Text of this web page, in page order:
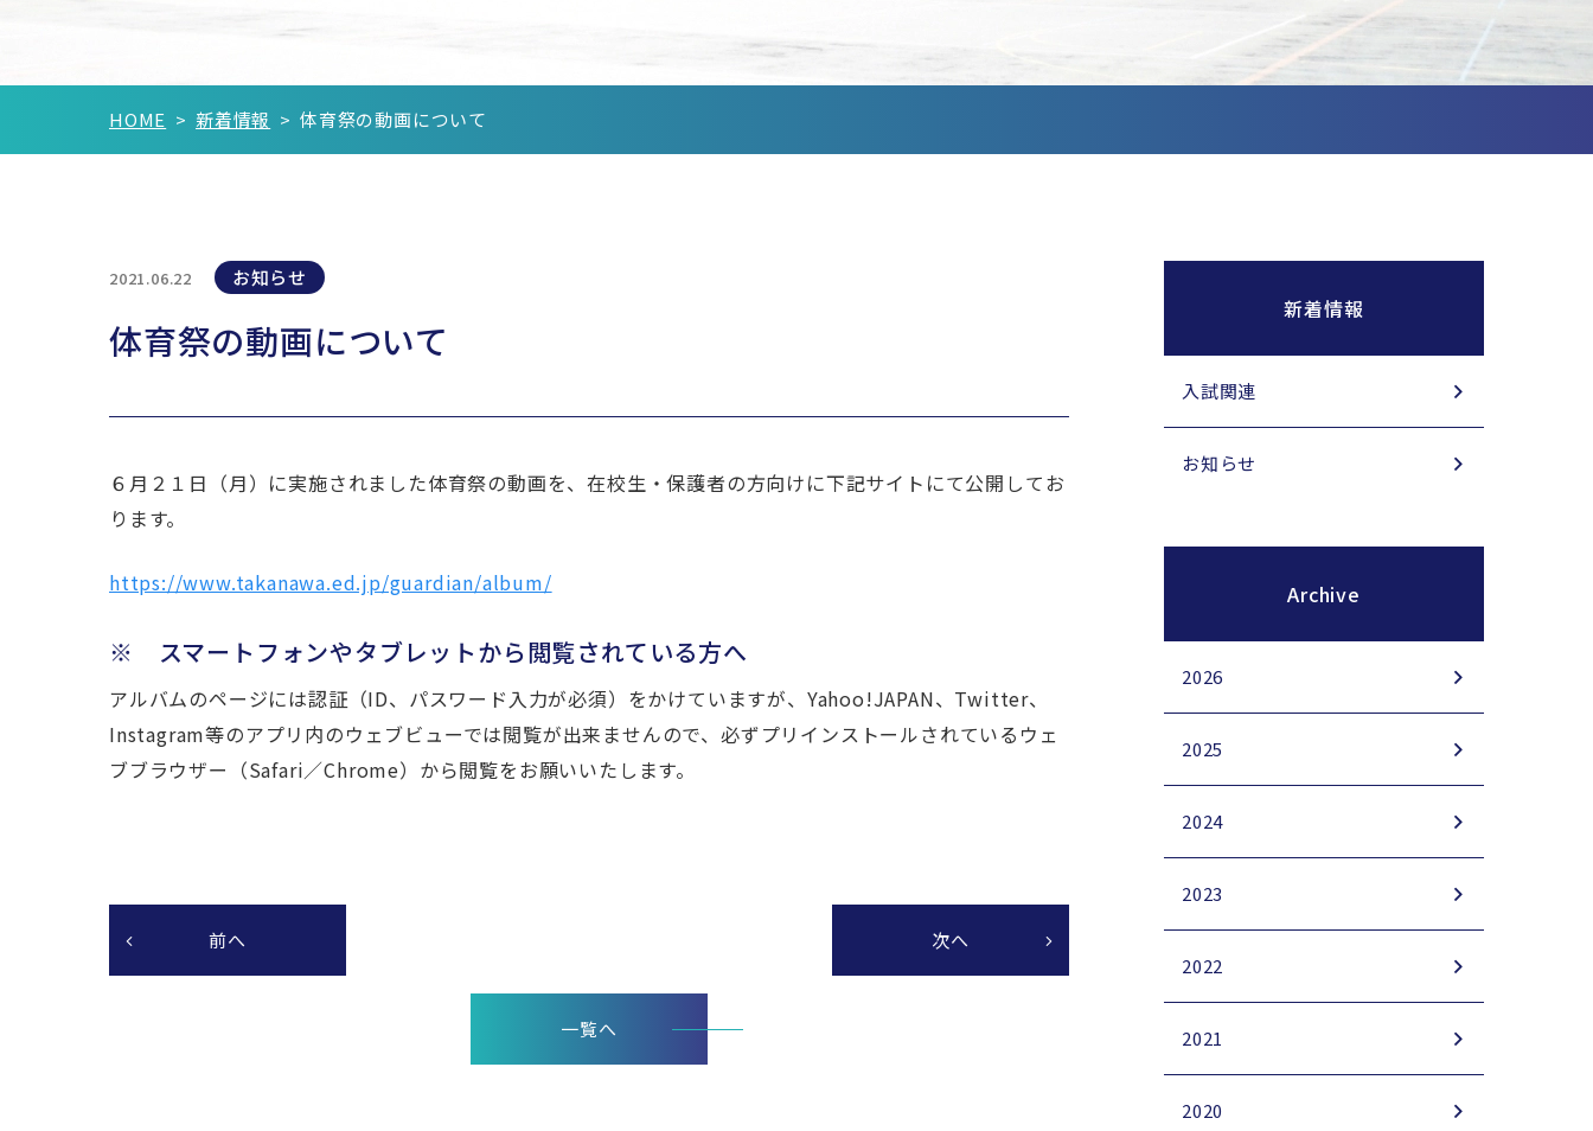
HOME 新着情報 体育祭の動画について
2021.06.22 お知らせ
体育祭の動画について
６月２１日（月）に実施されました体育祭の動画を、在校生・保護者の方向けに下記サイトにて公開してお
ります。
https://www.takanawa.ed.jp/guardian/album/
※ スマートフォンやタブレットから閲覧されている方へ
アルバムのページには認証（ID、パスワード入力が必須）をかけていますが、Yahoo!JAPAN、Twitter、
Instagram等のアプリ内のウェブビューでは閲覧が出来ませんので、必ずプリインストールされているウェ
ブブラウザー（Safari／Chrome）から閲覧をお願いいたします。
前へ 次へ
一覧へ
新着情報
入試関連
お知らせ
Archive
2026
2025
2024
2023
2022
2021
2020